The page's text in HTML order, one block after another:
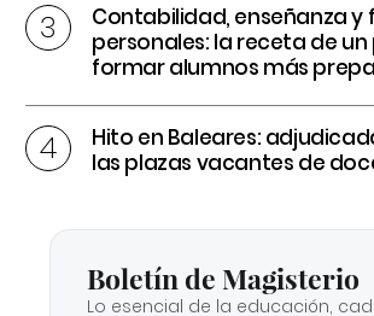
Contabilidad, enseñanza y
personales: la receta de
formar alumnos más
Hito en Baleares:
las plazas vacantes de
Boletín de Magisterio
Lo esencial de la educación,